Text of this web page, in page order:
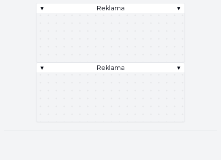
▾ Reklama ▾
▾ Reklama ▾